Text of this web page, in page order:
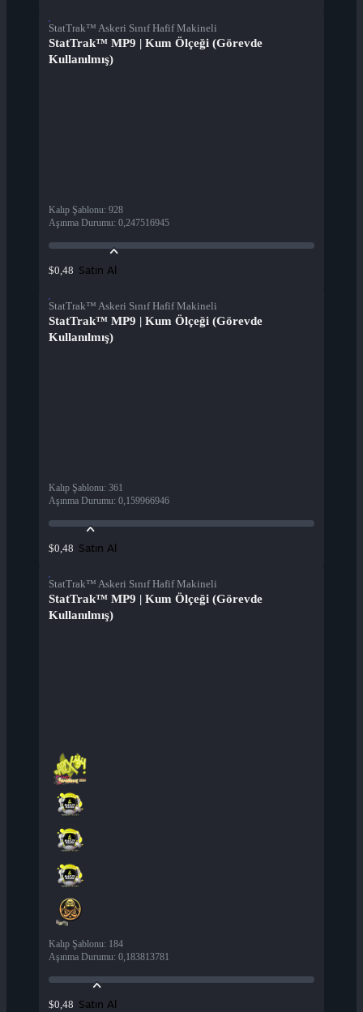
StatTrak™ Askeri Sınıf Hafif Makineli
StatTrak™ MP9 | Kum Ölçeği (Görevde
Kullanılmış)
Kalıp Şablonu: 928
Aşınma Durumu: 0,247516945
$0,48 Satın Al
StatTrak™ Askeri Sınıf Hafif Makineli
StatTrak™ MP9 | Kum Ölçeği (Görevde
Kullanılmış)
Kalıp Şablonu: 361
Aşınma Durumu: 0,159966946
$0,48 Satın Al
StatTrak™ Askeri Sınıf Hafif Makineli
StatTrak™ MP9 | Kum Ölçeği (Görevde
Kullanılmış)
Kalıp Şablonu: 184
Aşınma Durumu: 0,183813781
$0,48 Satın Al